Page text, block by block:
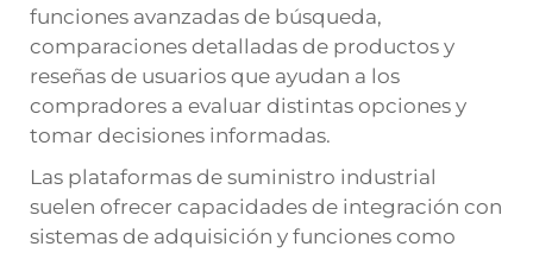
funciones avanzadas de búsqueda,
comparaciones detalladas de productos y
reseñas de usuarios que ayudan a los
compradores a evaluar distintas opciones y
tomar decisiones informadas.
Las plataformas de suministro industrial
suelen ofrecer capacidades de integración con
sistemas de adquisición y funciones como